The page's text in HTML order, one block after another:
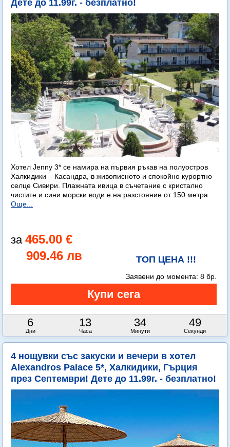
Дете до 11.99г. - безплатно!
Хотел Jenny 3* се намира на първия ръкав на полуостров
Халкидики – Касандра, в живописното и спокойно курортно
селце Сивири. Плажната ивица в съчетание с кристално
чистите и сини морски води е на разстояние от 150 метра.
Още...
465.00 €
909.46 лв
ТОП ЦЕНА !!!
6
Дни
13
Часа
34
Минути
48
Секунди
Заявени до момента: 8 бр.
4 нощувки със закуски и вечери в хотел
Alexandros Palace 5*, Халкидики, Гърция
през Септември! Дете до 11.99г. - безплатно!